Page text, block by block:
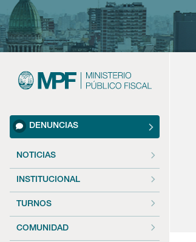
DENUNCIAS
NOTICIAS
INSTITUCIONAL
TURNOS
COMUNIDAD